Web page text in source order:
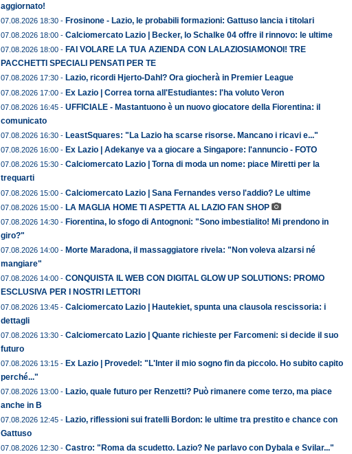
aggiornato!
07.08.2026 18:30 - Frosinone - Lazio, le probabili formazioni: Gattuso lancia i titolari
07.08.2026 18:00 - Calciomercato Lazio | Becker, lo Schalke 04 offre il rinnovo: le ultime
07.08.2026 18:00 - FAI VOLARE LA TUA AZIENDA CON LALAZIOSIAMONOI! TRE
PACCHETTI SPECIALI PENSATI PER TE
07.08.2026 17:30 - Lazio, ricordi Hjerto-Dahl? Ora giocherà in Premier League
07.08.2026 17:00 - Ex Lazio | Correa torna all'Estudiantes: l'ha voluto Veron
07.08.2026 16:45 - UFFICIALE - Mastantuono è un nuovo giocatore della Fiorentina: il
comunicato
07.08.2026 16:30 - LeastSquares: "La Lazio ha scarse risorse. Mancano i ricavi e..."
07.08.2026 16:00 - Ex Lazio | Adekanye va a giocare a Singapore: l'annuncio - FOTO
07.08.2026 15:30 - Calciomercato Lazio | Torna di moda un nome: piace Miretti per la
trequarti
07.08.2026 15:00 - Calciomercato Lazio | Sana Fernandes verso l'addio? Le ultime
07.08.2026 15:00 - LA MAGLIA HOME TI ASPETTA AL LAZIO FAN SHOP
07.08.2026 14:30 - Fiorentina, lo sfogo di Antognoni: "Sono imbestialito! Mi prendono in
giro?"
07.08.2026 14:00 - Morte Maradona, il massaggiatore rivela: "Non voleva alzarsi né
mangiare"
07.08.2026 14:00 - CONQUISTA IL WEB CON DIGITAL GLOW UP SOLUTIONS: PROMO
ESCLUSIVA PER I NOSTRI LETTORI
07.08.2026 13:45 - Calciomercato Lazio | Hautekiet, spunta una clausola rescissoria: i
dettagli
07.08.2026 13:30 - Calciomercato Lazio | Quante richieste per Farcomeni: si decide il suo
futuro
07.08.2026 13:15 - Ex Lazio | Provedel: "L'Inter il mio sogno fin da piccolo. Ho subito capito
perché..."
07.08.2026 13:00 - Lazio, quale futuro per Renzetti? Può rimanere come terzo, ma piace
anche in B
07.08.2026 12:45 - Lazio, riflessioni sui fratelli Bordon: le ultime tra prestito e chance con
Gattuso
07.08.2026 12:30 - Castro: "Roma da scudetto. Lazio? Ne parlavo con Dybala e Svilar..."